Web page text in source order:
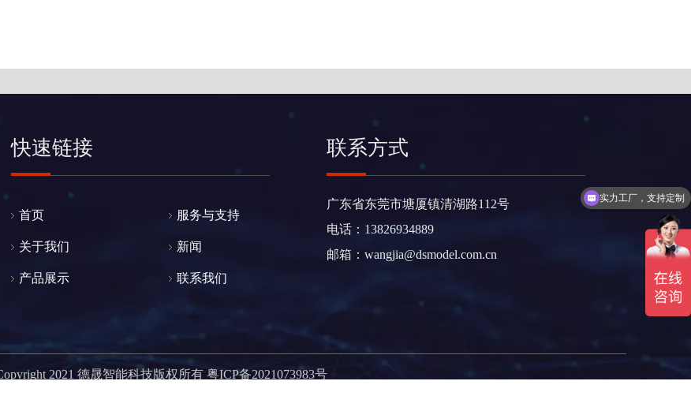
快速链接
首页
关于我们
产品展示
服务与支持
新闻
联系我们
联系方式
广东省东莞市塘厦镇清湖路112号
电话：13826934889
邮箱： wangjia@dsmodel.com.cn
2021 德晟智能科技版权所有 粤ICP备2021073983号
实力工厂，支持定制